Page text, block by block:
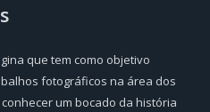
que tem como objetivo
fotográficos na área dos
um bocado da história